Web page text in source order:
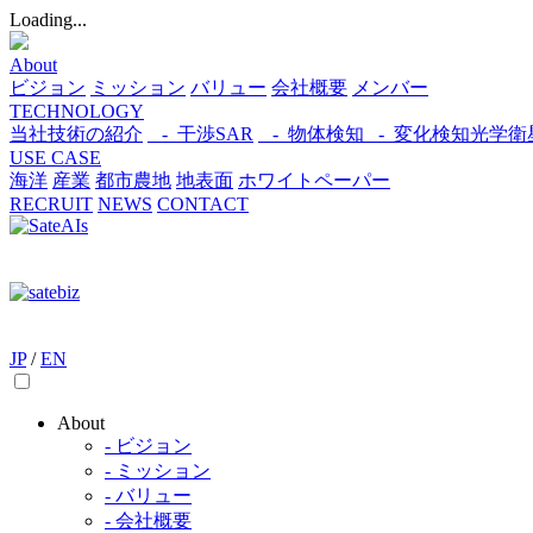
Loading...
About
ビジョン ミッション バリュー 会社概要 メンバー
TECHNOLOGY
当社技術の紹介
- 干渉SAR - 物体検知​ - 変化検知​光学衛
USE CASE
海洋 産業 都市​農地 地表面 ホワイトペーパー
RECRUIT NEWS CONTACT
JP / EN
About
- ビジョン
- ミッション
- バリュー
- 会社概要